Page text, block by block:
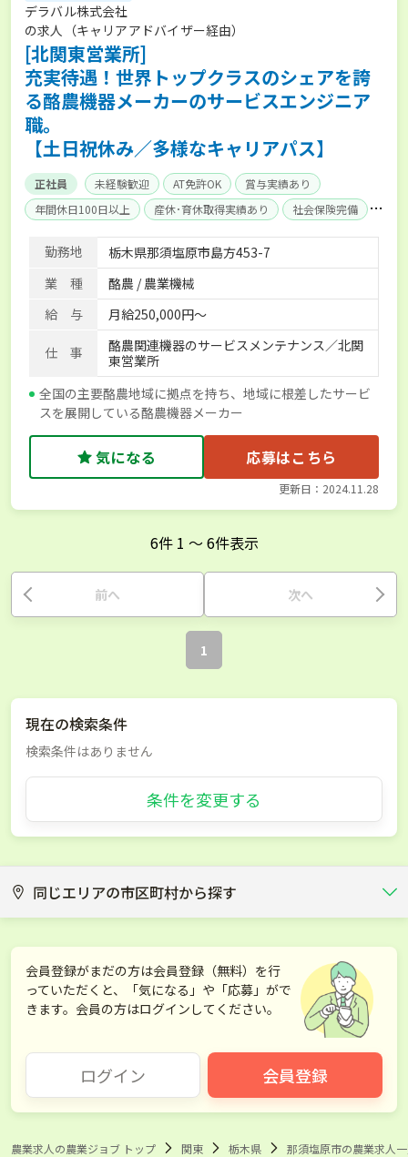
デラバル株式会社
の求人（キャリアアドバイザー経由）
[北関東営業所]
充実待遇！世界トップクラスのシェアを誇
る酪農機器メーカーのサービスエンジニア
職。
【土日祝休み／多様なキャリアパス】
正社員 未経験歓迎 AT免許OK
賞与実績あり
年間休日100日以上
産休･育休取得実績あり
社会保険完備
勤務地
栃木県那須塩原市島方453-7
業 種
酪農 / 農業機械
給 与
月給250,000円～
仕 事
酪農関連機器のサービスメンテナンス／北関
東営業所
全国の主要酪農地域に拠点を持ち、地域に根差したサービ
スを展開している酪農機器メーカー
気になる 応募はこちら
更新日：2024.11.28
6件 1 〜6件表示
前へ 次へ
1
現在の検索条件
検索条件はありません
条件を変更する
同じエリアの市区町村から探す
栃木市 佐野市
鹿沼市 日光市
小山市 真岡市
大田原市 矢板市
会員登録がまだの方は会員登録（無料）を行
っていただくと、「気になる」や「応募」がで
きます。会員の方はログインしてください。
ログイン 会員登録
農業求人の農業ジョブ トップ 関東 栃木県 那須塩原市の農業求人